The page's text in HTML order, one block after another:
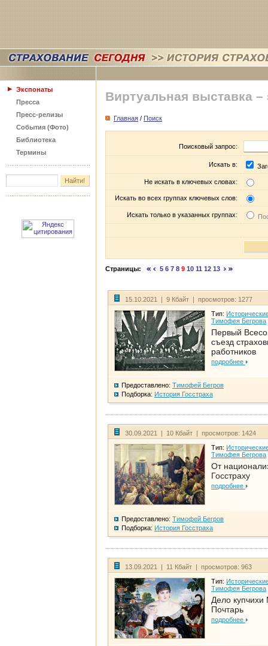
Экспонаты
Пресса
Пресс-релизы
События (Фото)
Библиотека
Термины
Виртуальная выставка –
Главная / Поиск
Поисковый запрос:
Искать в:
Не искать в ключевых словах:
Искать во всех группах ключевых слов:
Искать только в указанных группах:
Страницы: 5 6 7 8 9 10 11 12 13
15.10.2021 | 9 Кбайт | просмотров: 1277
Тип:
Тимофея Бегрова
Первый
съезд
работников
подробнее
Предоставлено: Тимофей Бегров
Подборка: История Госстраха
30.09.2021 | 10 Кбайт | просмотров: 1424
Тип:
Тимофея Бегрова
От
Госстраху
подробнее
Предоставлено: Тимофей Бегров
Подборка: История Госстраха
13.09.2021 | 11 Кбайт | просмотров: 963
Тип:
Тимофея Бегрова
Дело
Почтарь
подробнее